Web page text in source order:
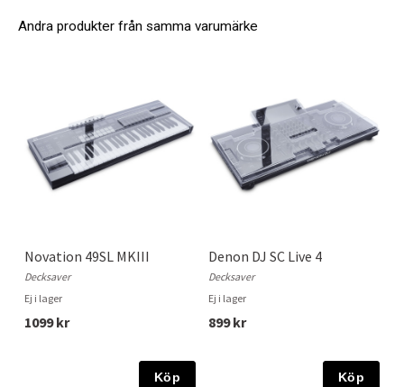
Andra produkter från samma varumärke
Novation 49SL MKIII
Decksaver
Ej i lager
1099 kr
Köp
Denon DJ SC Live 4
Decksaver
Ej i lager
899 kr
Köp